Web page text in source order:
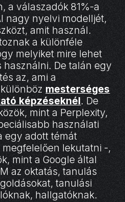
a válaszadók 81%-a
nagy nyelvi modelljét,
amit használ.
a különféle
melyiket mire lehet
De talán egy
az, ami a
mesterséges
képzéseknél. De
mint a Perplexity,
használati
egy adott témát
lekutatni -,
mint a Google által
az oktatás, tanulás
tanulási
hallgatóknak.